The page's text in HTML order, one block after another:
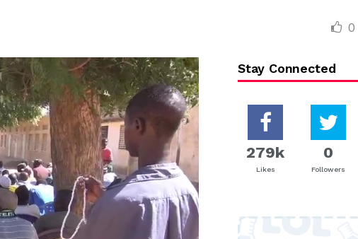
0
Stay Connected
279k
Likes
0
Followers